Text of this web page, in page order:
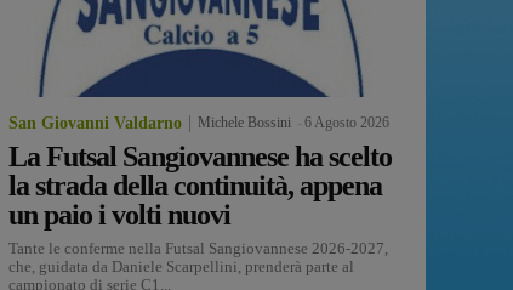
San Giovanni Valdarno Michele Bossini 6 Agosto 2026
La Futsal Sangiovannese ha scelto
la strada della continuità, appena
un paio i volti nuovi
Tante le conferme nella Futsal Sangiovannese 2026-2027,
che, guidata da Daniele Scarpellini, prenderà parte al
campionato di serie C1...